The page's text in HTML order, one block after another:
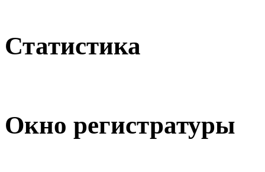
Статистика
Окно регистратуры